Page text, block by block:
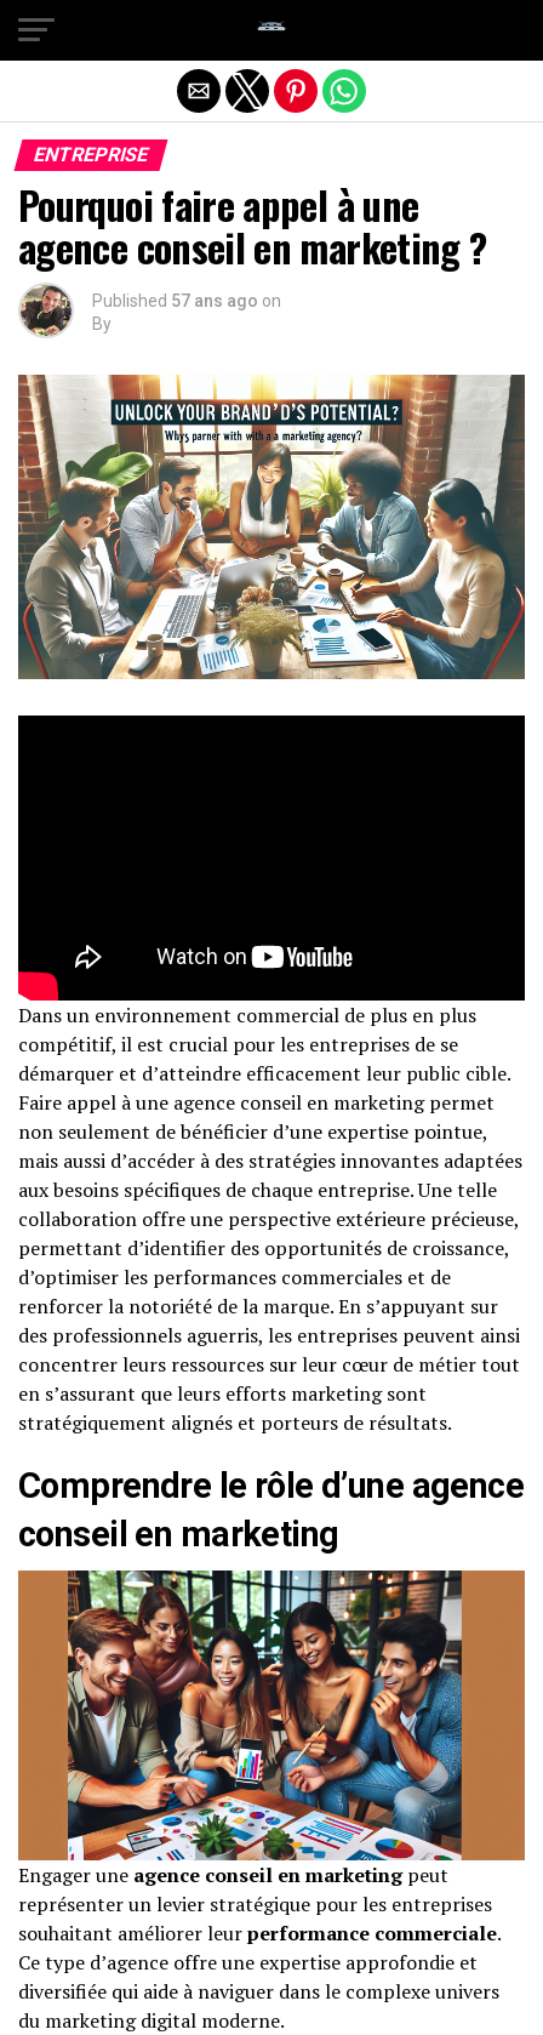
ENTREPRISE
Pourquoi faire appel à une
agence conseil en marketing ?
Published 57 ans ago on
By
Dans un environnement commercial de plus en plus
compétitif, il est crucial pour les entreprises de se
démarquer et d’atteindre efficacement leur public cible.
Faire appel à une agence conseil en marketing permet
non seulement de bénéficier d’une expertise pointue,
mais aussi d’accéder à des stratégies innovantes adaptées
aux besoins spécifiques de chaque entreprise. Une telle
collaboration offre une perspective extérieure précieuse,
permettant d’identifier des opportunités de croissance,
d’optimiser les performances commerciales et de
renforcer la notoriété de la marque. En s’appuyant sur
des professionnels aguerris, les entreprises peuvent ainsi
concentrer leurs ressources sur leur cœur de métier tout
en s’assurant que leurs efforts marketing sont
stratégiquement alignés et porteurs de résultats.
Comprendre le rôle d’une agence
conseil en marketing
Engager une agence conseil en marketingpeut
représenter un levier stratégique pour les entreprises
souhaitant améliorer leurperformance commerciale.
Ce type d’agence offre une expertise approfondie et
diversifiée qui aide à naviguer dans le complexe univers
du marketing digital moderne.
Quitter la version mobile